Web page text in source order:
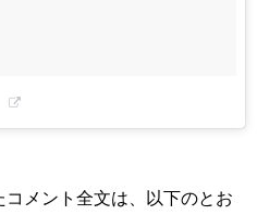
メント全文は、以下のとお